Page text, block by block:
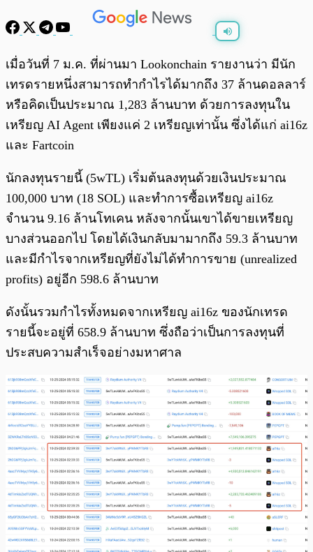
พร้อมเล่น / 0:00
เมื่อวันที่ 7 ม.ค. ที่ผ่านมา Lookonchain รายงานว่า มีนัก
เทรดรายหนึ่งสามารถทำกำไรได้มากถึง 37 ล้านดอลลาร์
หรือคิดเป็นประมาณ 1,283 ล้านบาท ด้วยการลงทุนใน
เหรียญ AI Agent เพียงแค่ 2 เหรียญเท่านั้น ซึ่งได้แก่ ai16z
และ Fartcoin
นักลงทุนรายนี้ (5wTL) เริ่มต้นลงทุนด้วยเงินประมาณ
100,000 บาท (18 SOL) และทำการซื้อเหรียญ ai16z
จำนวน 9.16 ล้านโทเคน หลังจากนั้นเขาได้ขายเหรียญ
บางส่วนออกไป โดยได้เงินกลับมามากถึง 59.3 ล้านบาท
และมีกำไรจากเหรียญที่ยังไม่ได้ทำการขาย (unrealized
profits) อยู่อีก 598.6 ล้านบาท
ดังนั้นรวมกำไรทั้งหมดจากเหรียญ ai16z ของนักเทรด
รายนี้จะอยู่ที่ 658.9 ล้านบาท ซึ่งถือว่าเป็นการลงทุนที่
ประสบความสำเร็จอย่างมหาศาล